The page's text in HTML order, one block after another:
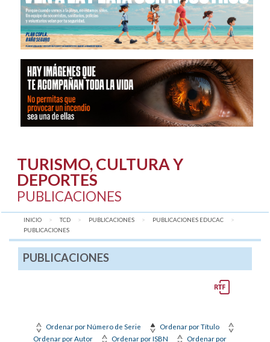
TURISMO, CULTURA Y
DEPORTES
PUBLICACIONES
INICIO TCD PUBLICACIONES
PUBLICACIONES EDUCAC
AQUÍ:
PUBLICACIONES
PUBLICACIONES
Ordenar por Número de Serie
Ordenar por Título
Ordenar por Autor
Ordenar por ISBN
Ordenar por